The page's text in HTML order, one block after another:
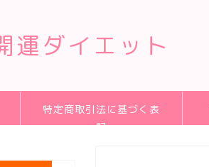
運ダイエット
特定商取引法に基づく表
記